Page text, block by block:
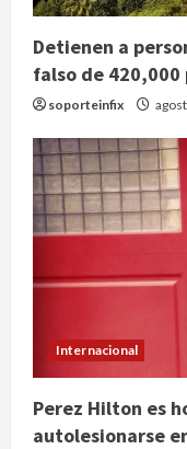
Detienen a
falso de 420,000
soporteinfix
Internacional
Perez Hilton es
autolesionarse